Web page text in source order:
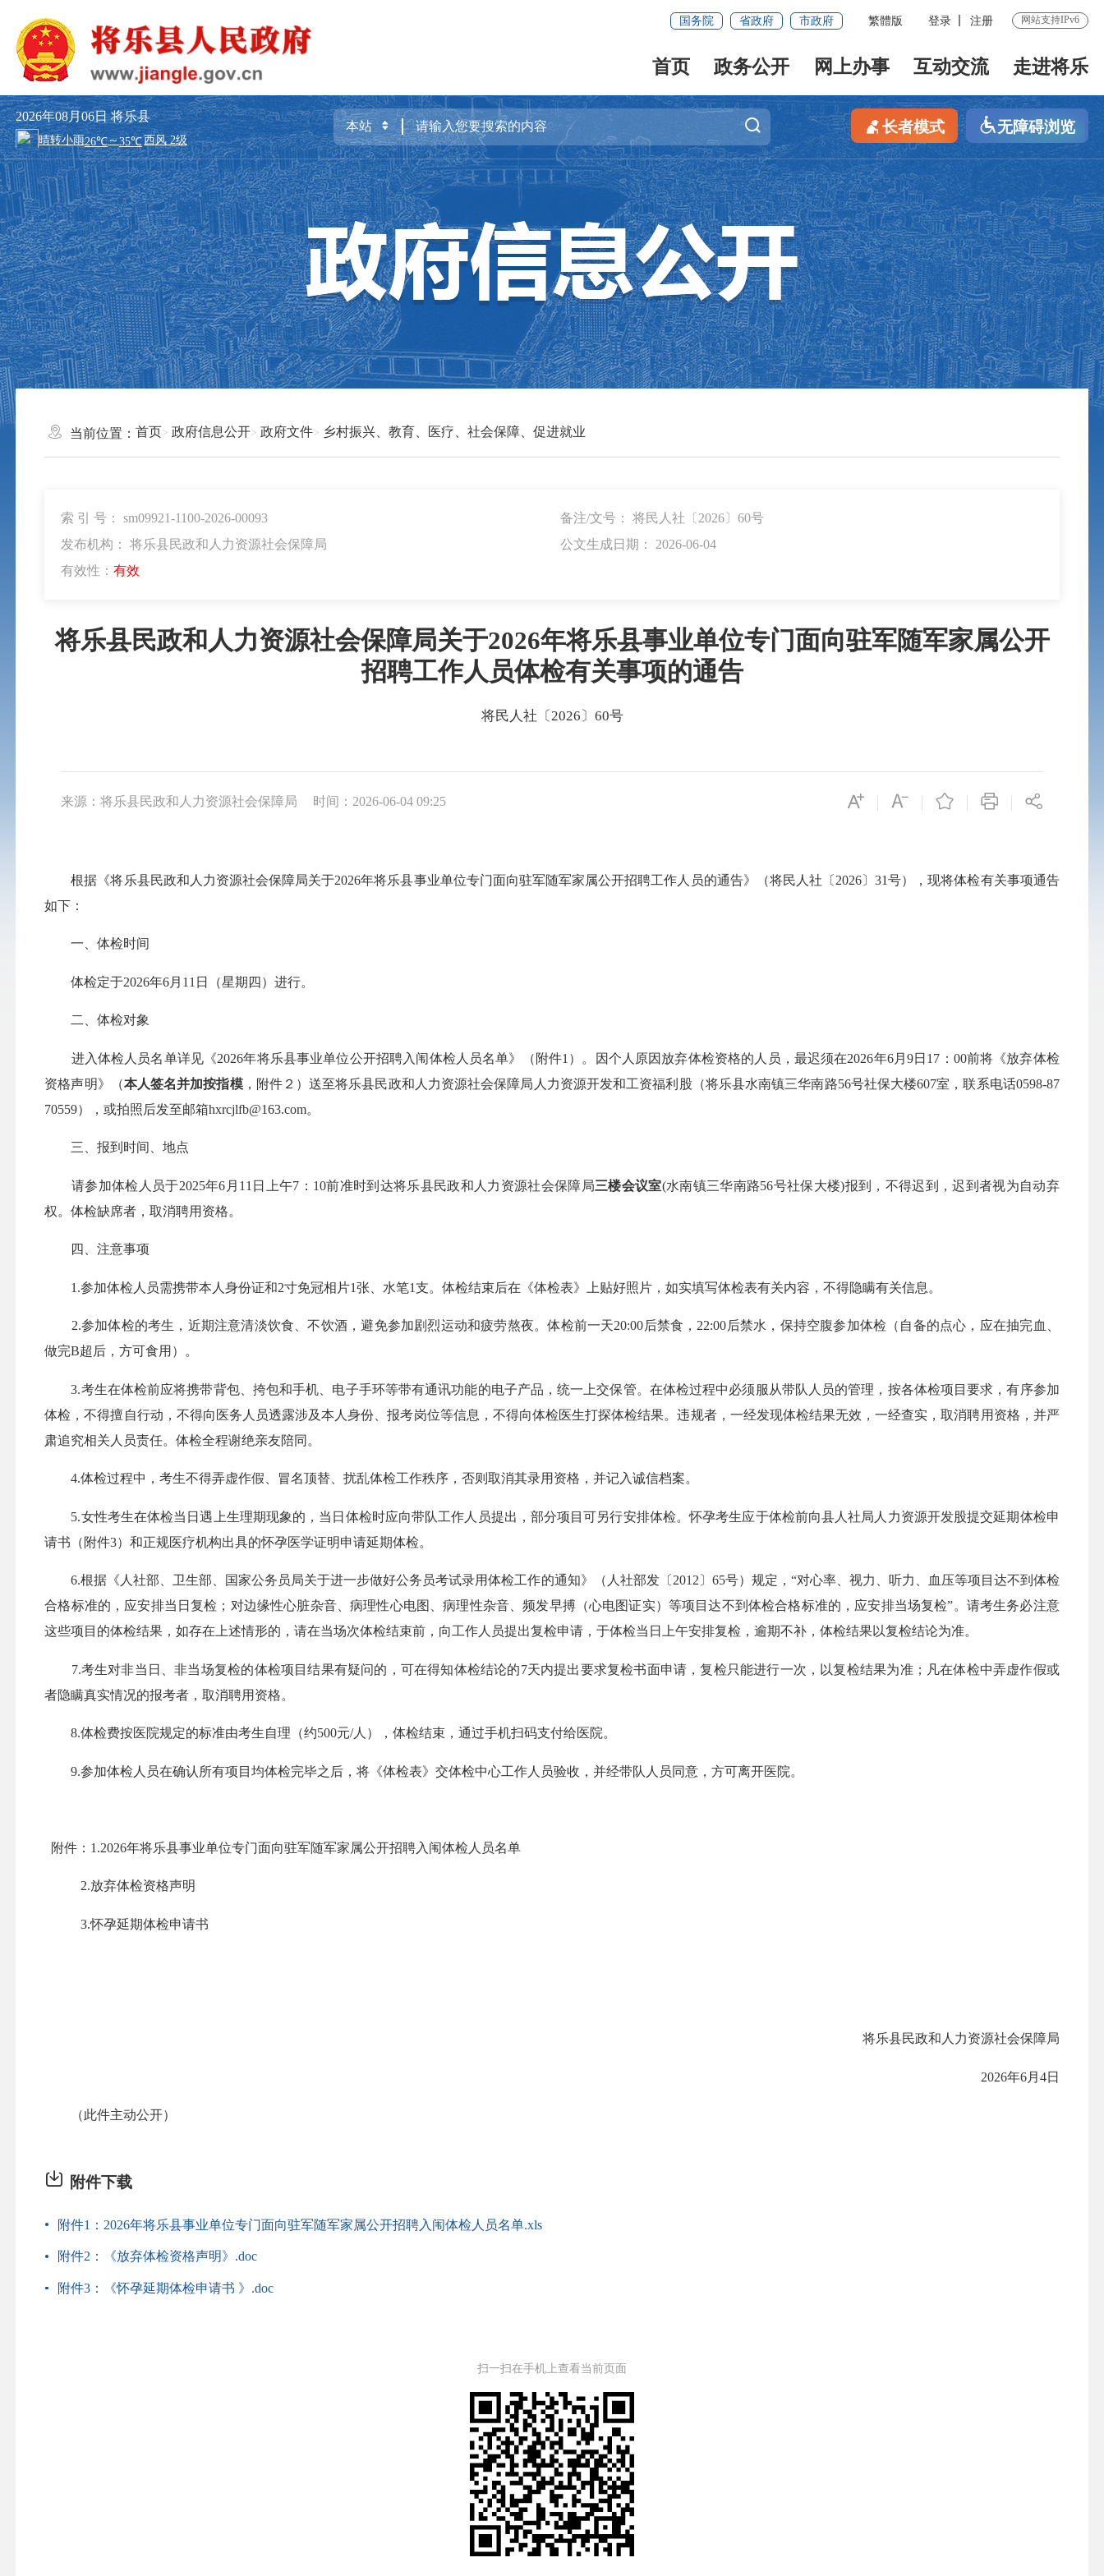
国务院 省政府 市政府 繁體版 登录 注册 网站支持IPv6
首页 政务公开 网上办事 互动交流 走进将乐
2026年08月06日将乐县
长者模式 无障碍浏览
当前位置： 首页 政府信息公开 政府文件 乡村振兴、教育、医疗、社会保障、促进就业
索 引 号： sm09921-1100-2026-00093
备注/文号： 将民人社〔2026〕60号
发布机构： 将乐县民政和人力资源社会保障局
公文生成日期： 2026-06-04
有效性： 有效
将乐县民政和人力资源社会保障局关于2026年将乐县事业单位专门面向驻军随军家属公开
招聘工作人员体检有关事项的通告
将民人社〔2026〕60号
来源：将乐县民政和人力资源社会保障局 时间：2026-06-04 09:25
根据《将乐县民政和人力资源社会保障局关于2026年将乐县事业单位专门面向驻军随军家属公开招聘工作人员的通告》（将民人社〔2026〕31号），现将体检有关事项通告
如下：
一、体检时间
体检定于2026年6月11日（星期四）进行。
二、体检对象
进入体检人员名单详见《2026年将乐县事业单位公开招聘入闱体检人员名单》（附件1）。因个人原因放弃体检资格的人员，最迟须在2026年6月9日17：00前将《放弃体检
资格声明》（本人签名并加按指模，附件２）送至将乐县民政和人力资源社会保障局人力资源开发和工资福利股（将乐县水南镇三华南路56号社保大楼607室，联系电话0598-87
70559），或拍照后发至邮箱hxrcjlfb@163.com。
三、报到时间、地点
请参加体检人员于2025年6月11日上午7：10前准时到达将乐县民政和人力资源社会保障局三楼会议室(水南镇三华南路56号社保大楼)报到，不得迟到，迟到者视为自动弃
权。体检缺席者，取消聘用资格。
四、注意事项
1.参加体检人员需携带本人身份证和2寸免冠相片1张、水笔1支。体检结束后在《体检表》上贴好照片，如实填写体检表有关内容，不得隐瞒有关信息。
2.参加体检的考生，近期注意清淡饮食、不饮酒，避免参加剧烈运动和疲劳熬夜。体检前一天20:00后禁食，22:00后禁水，保持空腹参加体检（自备的点心，应在抽完血、
做完B超后，方可食用）。
3.考生在体检前应将携带背包、挎包和手机、电子手环等带有通讯功能的电子产品，统一上交保管。在体检过程中必须服从带队人员的管理，按各体检项目要求，有序参加
体检，不得擅自行动，不得向医务人员透露涉及本人身份、报考岗位等信息，不得向体检医生打探体检结果。违规者，一经发现体检结果无效，一经查实，取消聘用资格，并严
肃追究相关人员责任。体检全程谢绝亲友陪同。
4.体检过程中，考生不得弄虚作假、冒名顶替、扰乱体检工作秩序，否则取消其录用资格，并记入诚信档案。
5.女性考生在体检当日遇上生理期现象的，当日体检时应向带队工作人员提出，部分项目可另行安排体检。怀孕考生应于体检前向县人社局人力资源开发股提交延期体检申
请书（附件3）和正规医疗机构出具的怀孕医学证明申请延期体检。
6.根据《人社部、卫生部、国家公务员局关于进一步做好公务员考试录用体检工作的通知》（人社部发〔2012〕65号）规定，“对心率、视力、听力、血压等项目达不到体检
合格标准的，应安排当日复检；对边缘性心脏杂音、病理性心电图、病理性杂音、频发早搏（心电图证实）等项目达不到体检合格标准的，应安排当场复检”。请考生务必注意
这些项目的体检结果，如存在上述情形的，请在当场次体检结束前，向工作人员提出复检申请，于体检当日上午安排复检，逾期不补，体检结果以复检结论为准。
7.考生对非当日、非当场复检的体检项目结果有疑问的，可在得知体检结论的7天内提出要求复检书面申请，复检只能进行一次，以复检结果为准；凡在体检中弄虚作假或
者隐瞒真实情况的报考者，取消聘用资格。
8.体检费按医院规定的标准由考生自理（约500元/人），体检结束，通过手机扫码支付给医院。
9.参加体检人员在确认所有项目均体检完毕之后，将《体检表》交体检中心工作人员验收，并经带队人员同意，方可离开医院。
附件：1.2026年将乐县事业单位专门面向驻军随军家属公开招聘入闱体检人员名单
2.放弃体检资格声明
3.怀孕延期体检申请书
将乐县民政和人力资源社会保障局
2026年6月4日
（此件主动公开）
附件下载
附件1：2026年将乐县事业单位专门面向驻军随军家属公开招聘入闱体检人员名单.xls
附件2：《放弃体检资格声明》.doc
附件3：《怀孕延期体检申请书 》.doc
扫一扫在手机上查看当前页面